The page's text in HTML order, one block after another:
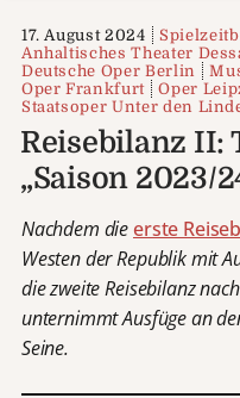
17. August 2024
Anhaltisches Theater
Deutsche Oper Berlin
Oper Frankfurt
Oper
Staatsoper Unter den
Reisebilanz II:
„Saison 2023/
Nachdem dieerste
Westen der Republik mit
die zweite Reisebilanz
unternimmt Ausfüge an
Seine.